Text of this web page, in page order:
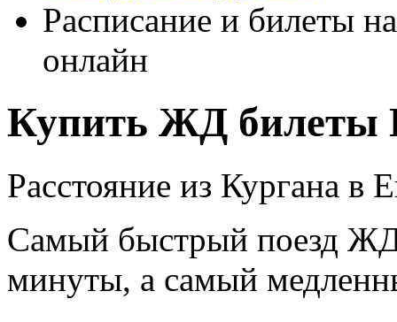
Расписание и билеты
онлайн
Купить ЖД билеты
Расстояние из Кургана в
Самый быстрый поезд ЖД
минуты, а самый